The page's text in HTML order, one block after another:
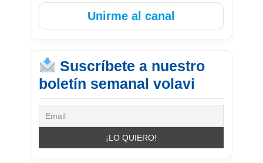
Unirme al canal
Suscríbete a nuestro
boletín semanal volavi